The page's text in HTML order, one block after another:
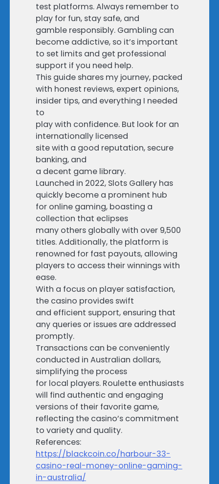
test platforms. Always remember to
play for fun, stay safe, and
gamble responsibly. Gambling can
become addictive, so it’s important
to set limits and get professional
support if you need help.
This guide shares my journey, packed
with honest reviews, expert opinions,
insider tips, and everything I needed
to
play with confidence. But look for an
internationally licensed
site with a good reputation, secure
banking, and
a decent game library.
Launched in 2022, Slots Gallery has
quickly become a prominent hub
for online gaming, boasting a
collection that eclipses
many others globally with over 9,500
titles. Additionally, the platform is
renowned for fast payouts, allowing
players to access their winnings with
ease.
With a focus on player satisfaction,
the casino provides swift
and efficient support, ensuring that
any queries or issues are addressed
promptly.
Transactions can be conveniently
conducted in Australian dollars,
simplifying the process
for local players. Roulette enthusiasts
will find authentic and engaging
versions of their favorite game,
reflecting the casino’s commitment
to variety and quality.
References:
https://blackcoin.co/harbour-33-
casino-real-money-online-gaming-
in-australia/